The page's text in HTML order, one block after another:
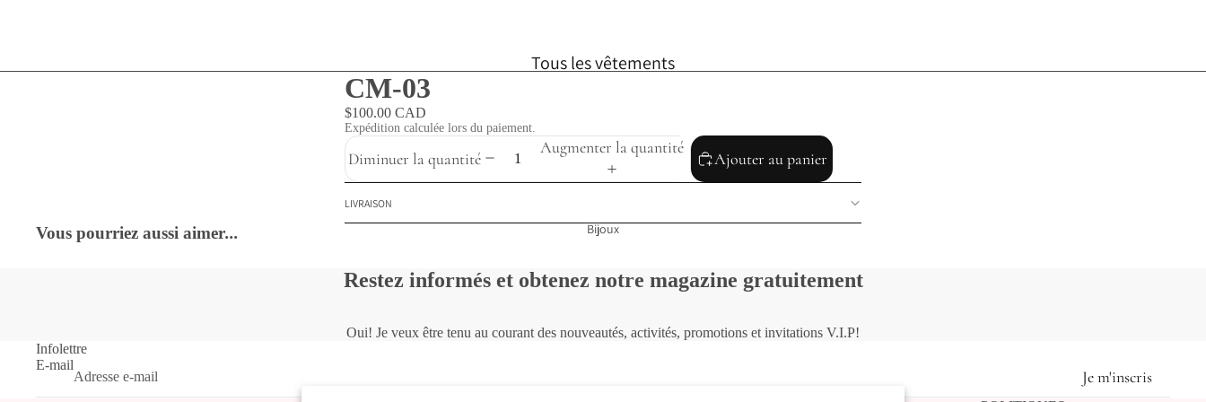
Tous les vêtements
Robes
Taille unique
Chèque cadeau
Bijoux
CM-03
$100.00 CAD
Expédition calculée lors du paiement.
Diminuer la quantité
Augmenter la quantité
Ajouter au panier
LIVRAISON
Vous pourriez aussi aimer...
Restez informés et obtenez notre magazine gratuitement
Oui! Je veux être tenu au courant des nouveautés, activités, promotions et invitations V.I.P!
Infolettre
E-mail
Je m'inscris